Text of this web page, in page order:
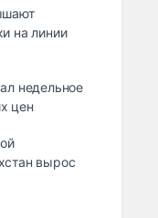
на линии
недельное
цен
вырос